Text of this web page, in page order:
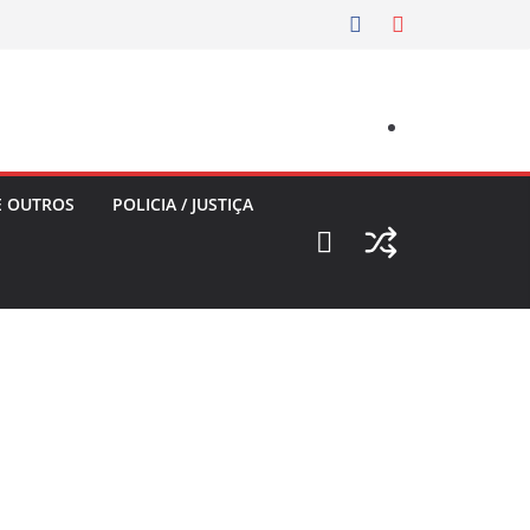
OUTROS POLICIA / JUSTIÇA